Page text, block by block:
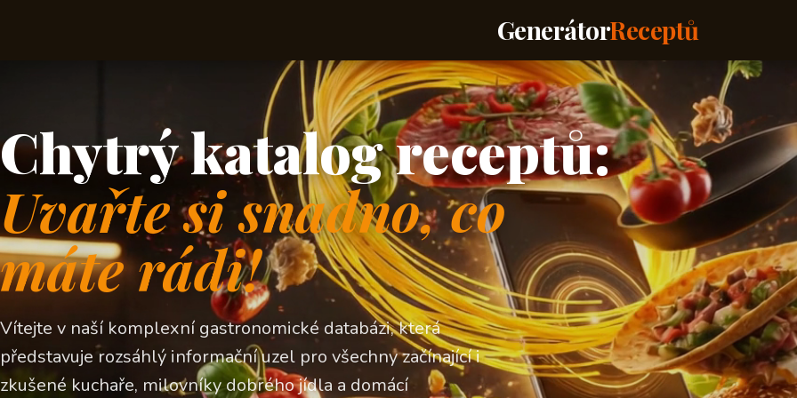
GenerátorReceptů
Chytrý katalog receptů:
Uvařte si snadno, co
máte rádi!
Vítejte v naší komplexní gastronomické databázi, která
představuje rozsáhlý informační uzel pro všechny začínající i
zkušené kuchaře, milovníky dobrého jídla a domácí